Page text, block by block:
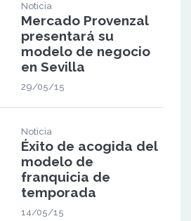
Noticia
Mercado Provenzal
presentará su
modelo de negocio
en Sevilla
29/05/15
Noticia
Éxito de acogida del
modelo de
franquicia de
temporada
14/05/15